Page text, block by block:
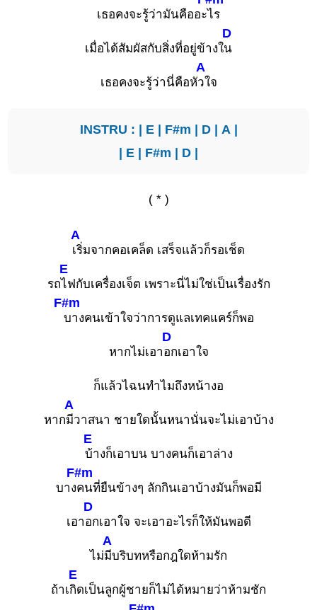
เธอคงจะรู้ว่ามันคืออะไร
เมื่อได้สัมผัสกับสิ่งที่อยู่ข้างใ
D
น
เธอคงจะรู้ว่านี่คือหั
A
วใจ
INSTRU : | E| F#m | D| A |
| E | F#m | D |
( * )
A
เริ่มจากคอเคล็ด เสร็จแล้วก็รอเช็ด
รถ
E
ไฟกับเครื่องเจ็ต เพราะนี่ไม่ใช่เป็นเรื่องรัก
F#m
บางคนเข้าใจว่าการดูแลเทคแคร์ก็พอ
หากไม่เอา
D
อกเอาใจ
ก็แล้วไฉนทำไมถึงหน้างอ
หาก
A
มีวาสนา ชายใดนั้นหนานั่นจะไม่เอาบ้าง
E
บ้างก็เอาบน บางคนก็เอาล่าง
บาง
F#m
คนที่ยืนข้างๆ ลักกินเอาบ้างมันก็พอมี
เอา
D
อกเอาใจ จะเอาอะไรก็ให้มันพอดี
ไม่
A
มีบริบทหรือกฎใดห้ามรัก
ถ้าเ
E
กิดเป็นลูกผู้ชายก็ไม่ได้หมายว่าห้ามชัก